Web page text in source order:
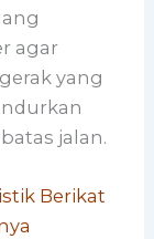
agar
yang
jalan.
Berikat